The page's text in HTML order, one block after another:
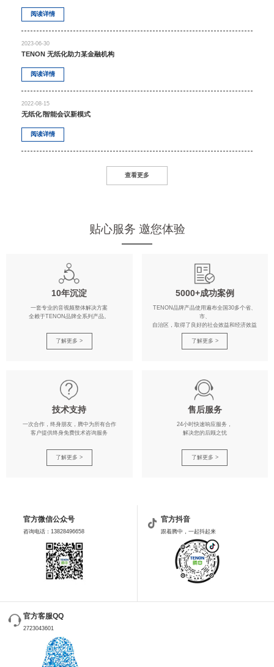
阅读详情
2023-06-30
TENON 无纸化助力某金融机构
阅读详情
2022-08-15
无纸化∣智能会议新模式
阅读详情
查看更多
贴心服务 邀您体验
10年沉淀
一套专业的音视频整体解决方案
全赖于TENON品牌全系列产品。
了解更多 >
5000+成功案例
TENON品牌产品使用遍布全国30多个省、
市、
自治区，取得了良好的社会效益和经济效益
了解更多 >
技术支持
一次合作，终身朋友，腾中为所有合作
客户提供终身免费技术咨询服务
了解更多 >
售后服务
24小时快速响应服务，
解决您的后顾之忧
了解更多 >
官方微信公众号
咨询电话：13828496658
官方抖音
跟着腾中，一起抖起来
官方客服QQ
2723043601